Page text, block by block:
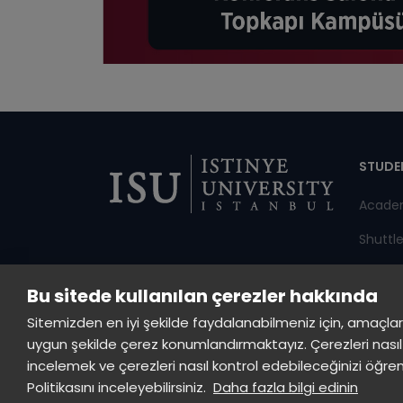
Bu sitede kullanılan çerezler hakkında
Sitemizden en iyi şekilde faydalanabilmeniz için,
uygun şekilde çerez konumlandırmaktayız. Çerezleri nasıl
incelemek ve çerezleri nasıl kontrol edebileceğinizi
Politikasını inceleyebilirsiniz. Daha fazla bilgi edinin
© All rights reserved, İstinye University.